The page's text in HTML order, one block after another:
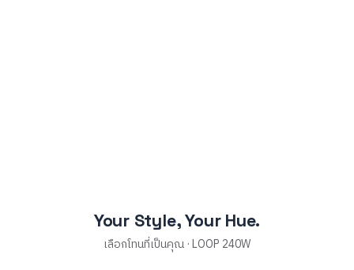
Your Style, Your Hue.
เลือกโทนที่เป็นคุณ · LOOP 240W